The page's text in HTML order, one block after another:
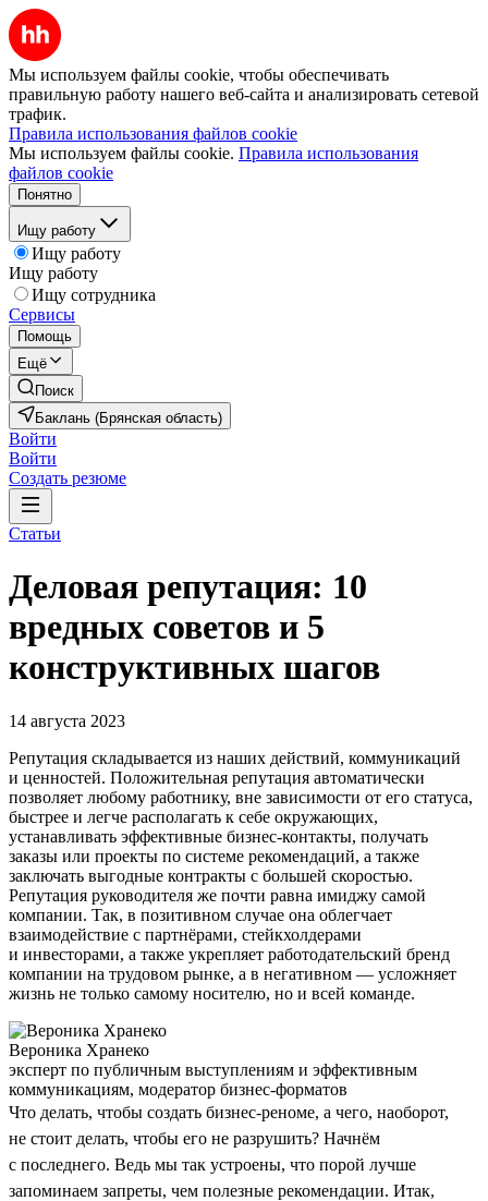
Мы используем файлы cookie, чтобы обеспечивать
правильную работу нашего веб-сайта и анализировать сетевой
трафик.
Правила использования файлов cookie
Мы используем файлы cookie. Правила использования
файлов cookie
Понятно
Ищу работу
Ищу работу
Ищу работу
Ищу сотрудника
Сервисы
Помощь
Ещё
Поиск
Баклань (Брянская область)
Войти
Войти
Создать резюме
Статьи
Деловая репутация: 10
вредных советов и 5
конструктивных шагов
14 августа 2023
Репутация складывается из наших действий, коммуникаций
и ценностей. Положительная репутация автоматически
позволяет любому работнику, вне зависимости от его статуса,
быстрее и легче располагать к себе окружающих,
устанавливать эффективные бизнес-контакты, получать
заказы или проекты по системе рекомендаций, а также
заключать выгодные контракты с большей скоростью.
Репутация руководителя же почти равна имиджу самой
компании. Так, в позитивном случае она облегчает
взаимодействие с партнёрами, стейкхолдерами
и инвесторами, а также укрепляет работодательский бренд
компании на трудовом рынке, а в негативном — усложняет
жизнь не только самому носителю, но и всей команде.
Вероника Хранеко
эксперт по публичным выступлениям и эффективным
коммуникациям, модератор бизнес-форматов
Что делать, чтобы создать бизнес-реноме, а чего, наоборот,
не стоит делать, чтобы его не разрушить? Начнём
с последнего. Ведь мы так устроены, что порой лучше
запоминаем запреты, чем полезные рекомендации. Итак,